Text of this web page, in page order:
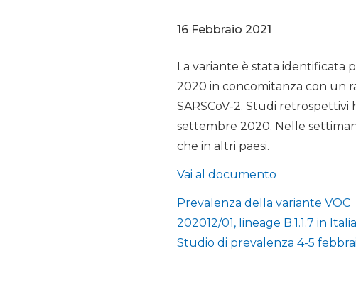
16 Febbraio 2021
La variante è stata identificata
2020 in concomitanza con un
SARSCoV-2. Studi
settembre 2020. Nelle
che in altri paesi.
Vai al documento
Prevalenza della variante VOC
202012/01, lineage B.1.1.7 in Italia
Studio di prevalenza 4-5